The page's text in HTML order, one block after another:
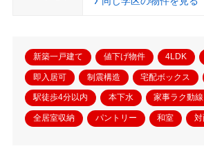
新築一戸建て 値下げ物件 4LDK
即入居可 制震構造 宅配ボックス
駅徒歩4分以内 本下水 家事ラク動線
全居室収納 パントリー 和室